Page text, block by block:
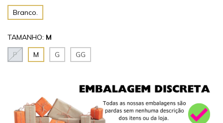
Branco.
TAMANHO: M
P
M G GG